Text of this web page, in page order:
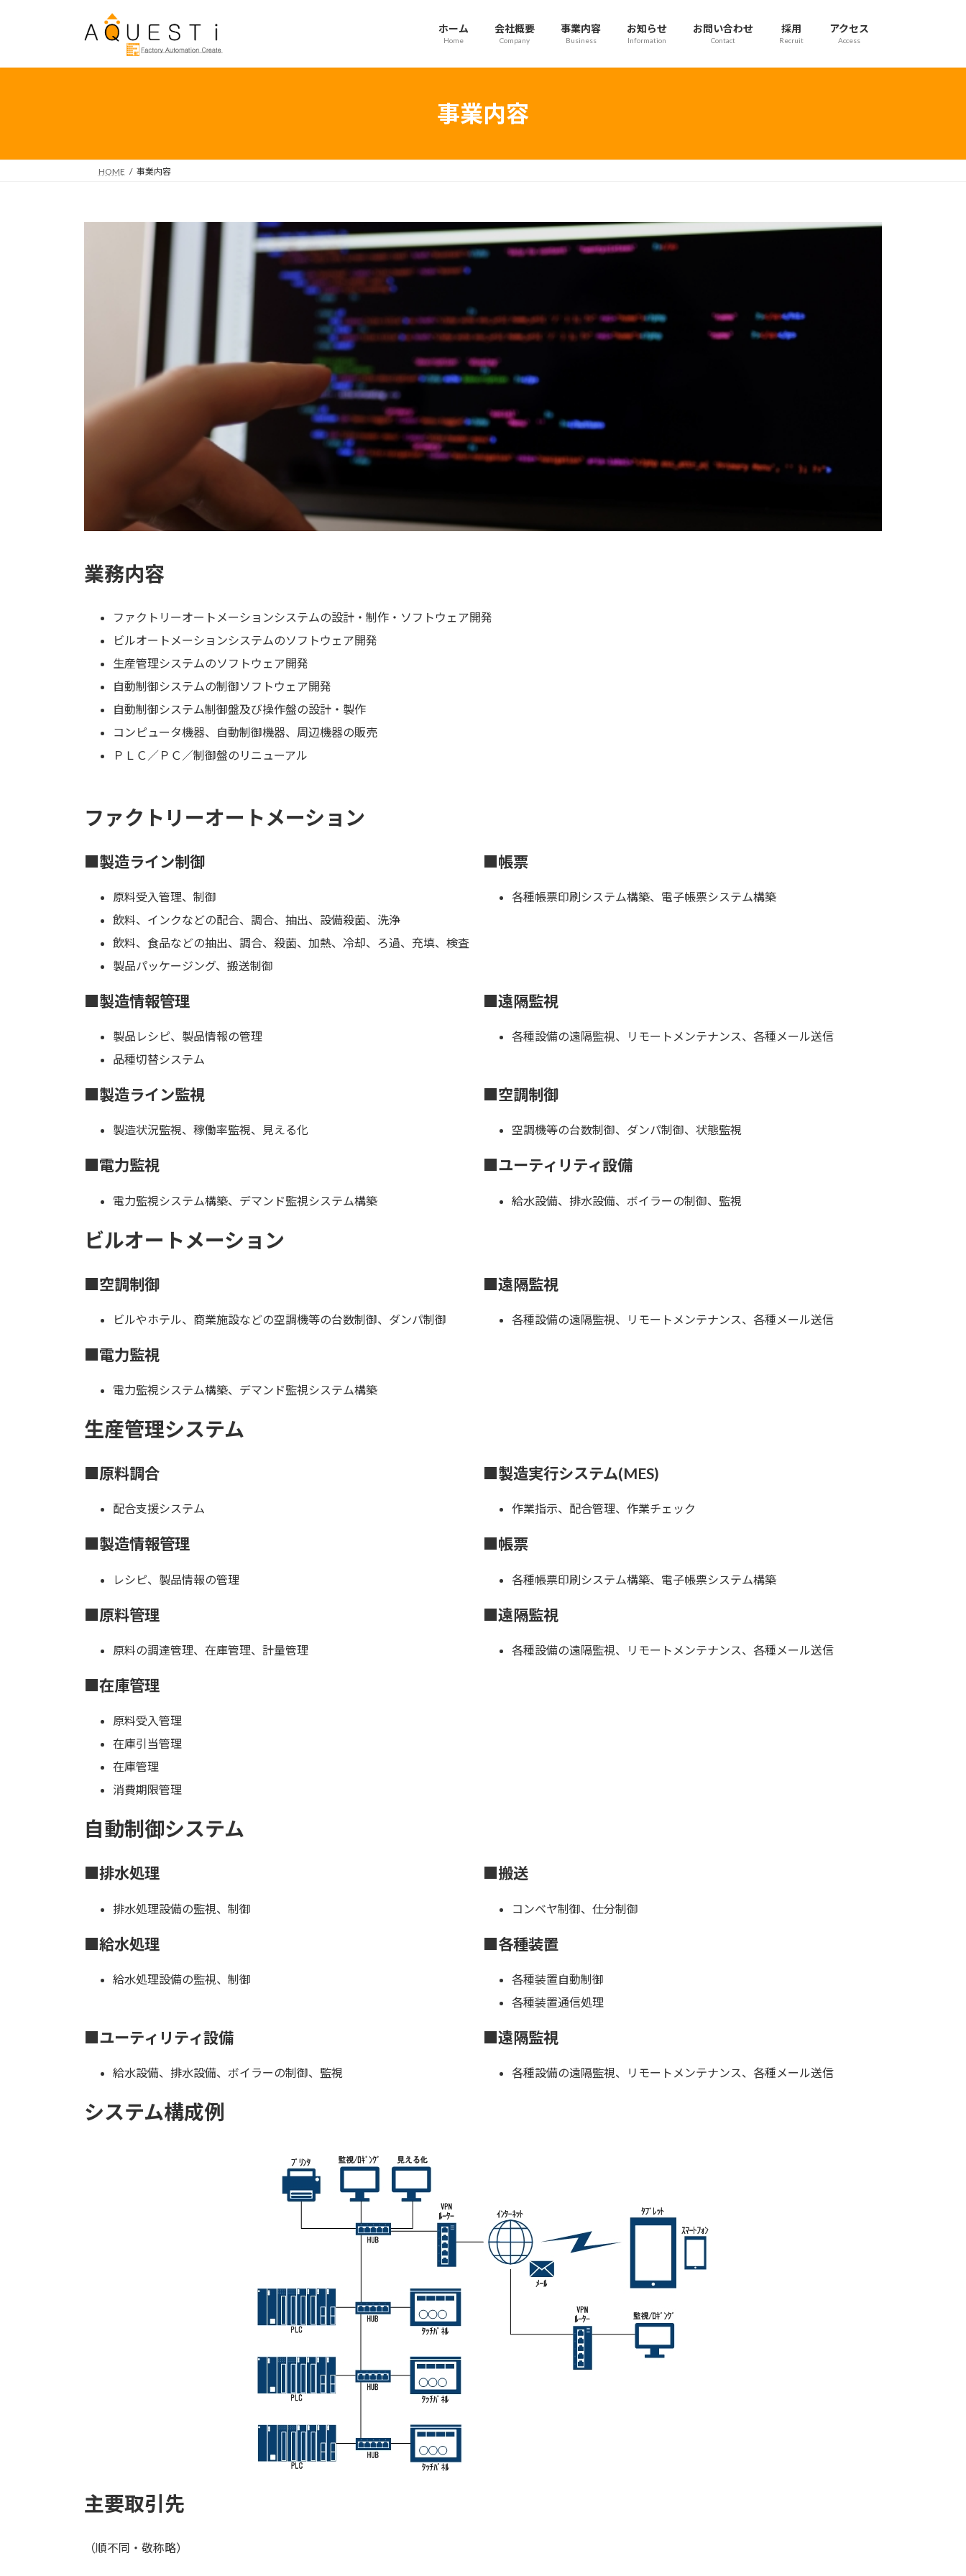
プ
動
ホーム
Home
会社概要
Company
事業内容
Business
お知らせ
Information
お問い合わせ
Contact
採用
Recruit
アクセス
Access
事業内容
HOME 事業内容
業務内容
ファクトリーオートメーションシステムの設計・制作・ソフトウェア開発
ビルオートメーションシステムのソフトウェア開発
生産管理システムのソフトウェア開発
自動制御システムの制御ソフトウェア開発
自動制御システム制御盤及び操作盤の設計・製作
コンピュータ機器、自動制御機器、周辺機器の販売
ＰＬＣ／ＰＣ／制御盤のリニューアル
ファクトリーオートメーション
■製造ライン制御
原料受入管理、制御
飲料、インクなどの配合、調合、抽出、設備殺菌、洗浄
飲料、食品などの抽出、調合、殺菌、加熱、冷却、ろ過、充填、検査
製品パッケージング、搬送制御
■帳票
各種帳票印刷システム構築、電子帳票システム構築
■製造情報管理
製品レシピ、製品情報の管理
品種切替システム
■遠隔監視
各種設備の遠隔監視、リモートメンテナンス、各種メール送信
■製造ライン監視
製造状況監視、稼働率監視、見える化
■空調制御
空調機等の台数制御、ダンパ制御、状態監視
■電力監視
電力監視システム構築、デマンド監視システム構築
■ユーティリティ設備
給水設備、排水設備、ボイラーの制御、監視
ビルオートメーション
■空調制御
ビルやホテル、商業施設などの空調機等の台数制御、ダンパ制御
■遠隔監視
各種設備の遠隔監視、リモートメンテナンス、各種メール送信
■電力監視
電力監視システム構築、デマンド監視システム構築
生産管理システム
■原料調合
配合支援システム
■製造実行システム(MES)
作業指示、配合管理、作業チェック
■製造情報管理
レシピ、製品情報の管理
■帳票
各種帳票印刷システム構築、電子帳票システム構築
■原料管理
原料の調達管理、在庫管理、計量管理
■遠隔監視
各種設備の遠隔監視、リモートメンテナンス、各種メール送信
■在庫管理
原料受入管理
在庫引当管理
在庫管理
消費期限管理
自動制御システム
■排水処理
排水処理設備の監視、制御
■搬送
コンベヤ制御、仕分制御
■給水処理
給水処理設備の監視、制御
■各種装置
各種装置自動制御
各種装置通信処理
■ユーティリティ設備
給水設備、排水設備、ボイラーの制御、監視
■遠隔監視
各種設備の遠隔監視、リモートメンテナンス、各種メール送信
システム構成例
主要取引先
（順不同・敬称略）